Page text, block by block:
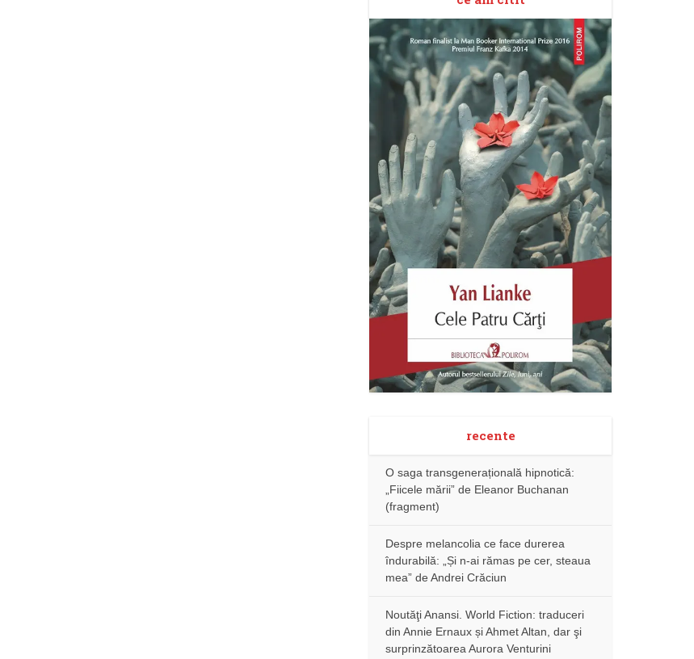
recente
O saga transgenerațională hipnotică:
„Fiicele mării” de Eleanor Buchanan
(fragment)
Despre melancolia ce face durerea
îndurabilă: „Și n-ai rămas pe cer, steaua
mea” de Andrei Crăciun
Noutăţi Anansi. World Fiction: traduceri
din Annie Ernaux și Ahmet Altan, dar şi
surprinzătoarea Aurora Venturini